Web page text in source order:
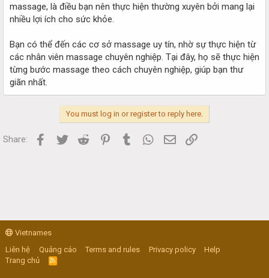
massage, là điều bạn nên thực hiện thường xuyên bởi mang lại
nhiều lợi ích cho sức khỏe.
Bạn có thể đến các cơ sở massage uy tín, nhờ sự thực hiện từ
các nhân viên massage chuyên nghiệp. Tại đây, họ sẽ thực hiện
từng bước massage theo cách chuyên nghiệp, giúp bạn thư
giãn nhất.
You must log in or register to reply here.
Share: Facebook
Twitter Reddit PinterestTumblr WhatsApp
Email
Vietnames
Liên hệ
Quảng cáo Terms and rules Privacy policy
Help
Trang chủ
R
S